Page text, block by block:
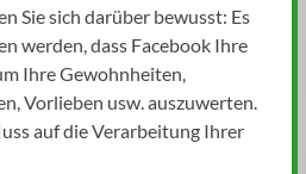
Sie sich darüber bewusst: Es
werden, dass Facebook Ihre
Ihre Gewohnheiten,
Vorlieben usw. auszuwerten.
auf die Verarbeitung Ihrer